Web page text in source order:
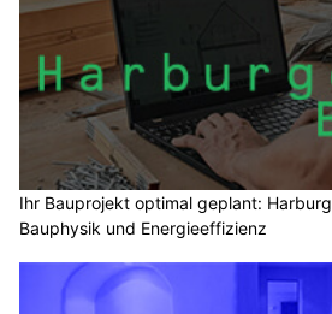
Ihr Bauprojekt optimal geplant:
Bauphysik und Energieeffizienz